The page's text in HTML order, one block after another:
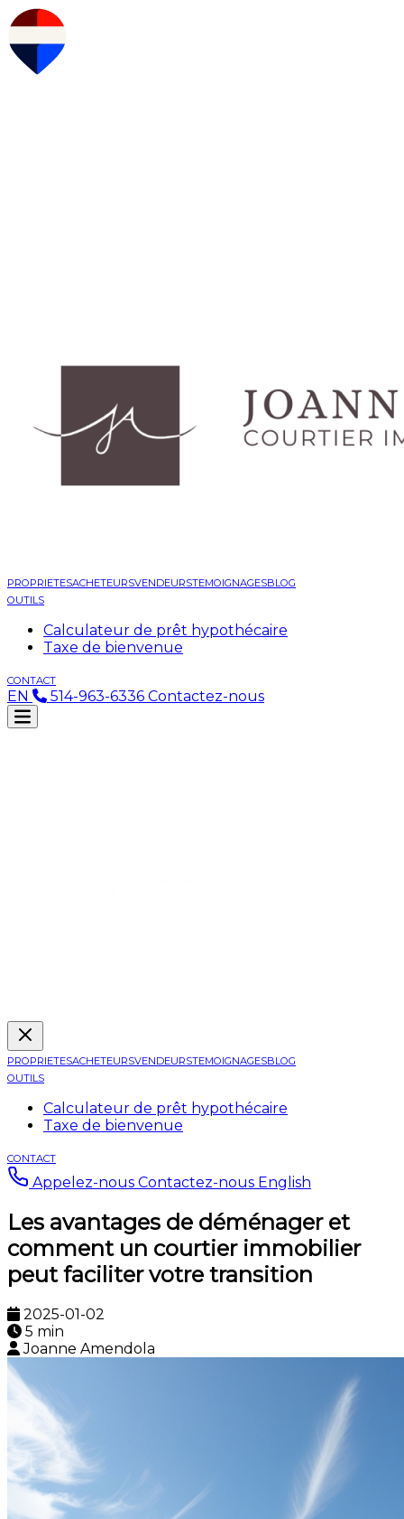
PROPRIETESACHETEURSVENDEURSTEMOIGNAGESBLOG
OUTILS
Calculateur de prêt hypothécaire
Taxe de bienvenue
CONTACT
EN 514-963-6336 Contactez-nous
PROPRIETESACHETEURSVENDEURSTEMOIGNAGESBLOG
OUTILS
Calculateur de prêt hypothécaire
Taxe de bienvenue
CONTACT
Appelez-nous Contactez-nous English
Les avantages de déménager et
comment un courtier immobilier
peut faciliter votre transition
2025-01-02
5 min
Joanne Amendola